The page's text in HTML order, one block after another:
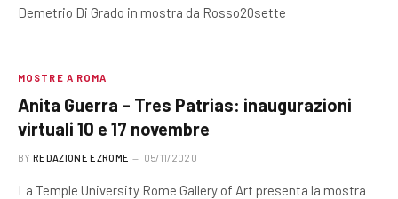
Demetrio Di Grado in mostra da Rosso20sette
MOSTRE A ROMA
Anita Guerra – Tres Patrias: inaugurazioni
virtuali 10 e 17 novembre
BY REDAZIONE EZROME 05/11/2020
La Temple University Rome Gallery of Art presenta la mostra